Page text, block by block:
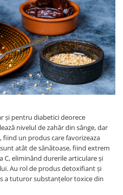
și pentru diabetici deorece
nivelul de zahăr din sânge, dar
fiind un produs care favorizeaza
atât de sănătoase, fiind extrem
C, eliminând durerile articulare și
Au rol de produs detoxifiant și
a tuturor substanțelor toxice din